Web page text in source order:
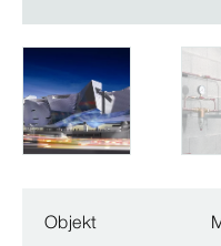
Objekt